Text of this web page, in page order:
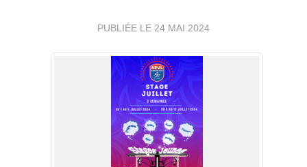
PUBLIÉE LE 24 MAI 2024